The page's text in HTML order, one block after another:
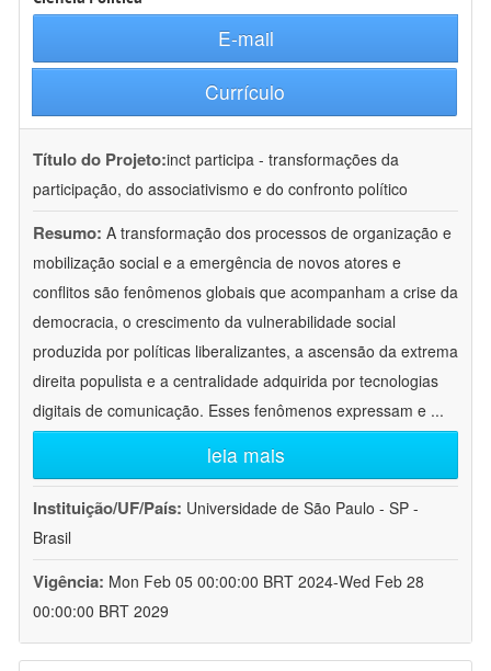
E-mail
Currículo
Título do Projeto:inct participa - transformações da
participação, do associativismo e do confronto político
Resumo: A transformação dos processos de organização e
mobilização social e a emergência de novos atores e
conflitos são fenômenos globais que acompanham a crise da
democracia, o crescimento da vulnerabilidade social
produzida por políticas liberalizantes, a ascensão da extrema
direita populista e a centralidade adquirida por tecnologias
digitais de comunicação. Esses fenômenos expressam e ...
leia mais
Instituição/UF/País: Universidade de São Paulo - SP -
Brasil
Vigência: Mon Feb 05 00:00:00 BRT 2024-Wed Feb 28
00:00:00 BRT 2029